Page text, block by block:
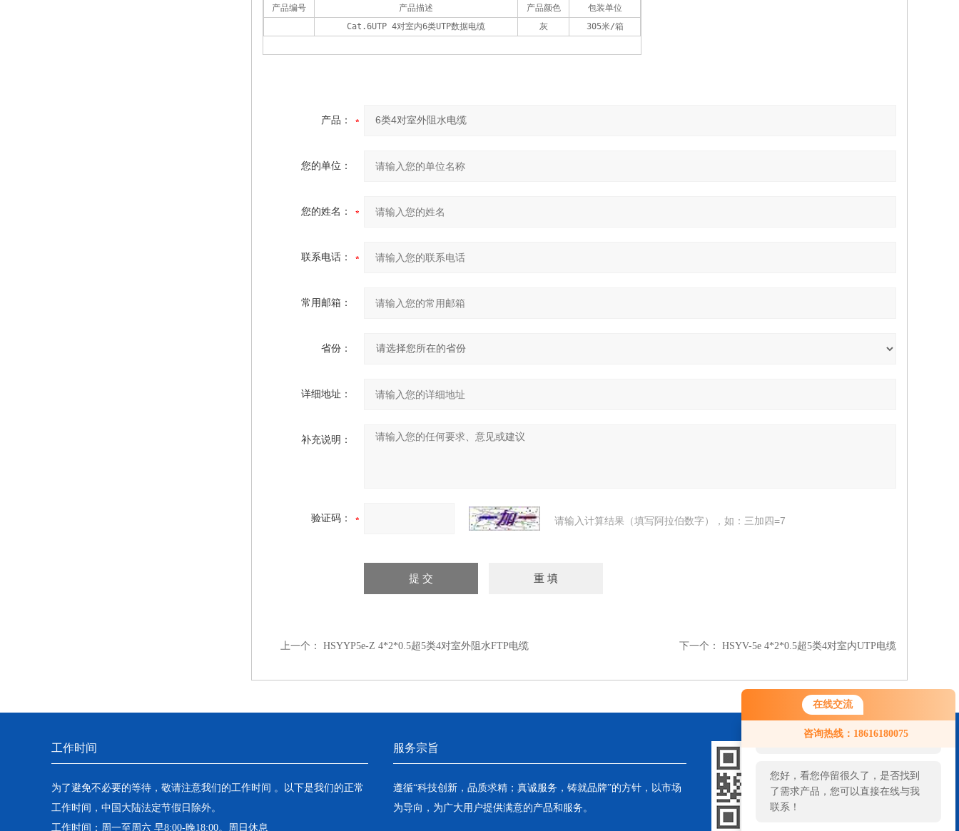
在线交流
咨询热线：18616180075
您好！欢迎前来咨询，很高兴为您
服务，请问您要咨询什么问题呢？
您好，看您停留很久了，是否找到
了需求产品，您可以直接在线与我
联系！
产品编号 产品描述 产品颜色
包装单位
Cat.6UTP 4对室内6类UTP数据电缆
灰 305米/箱
产品：
您的单位：
您的姓名：
联系电话：
常用邮箱：
省份：
详细地址：
补充说明：
验证码： 请输入计算结果（填写阿拉伯数字），如：三加四=7
上一个： HSYYP5e-Z 4*2*0.5超5类4对室外阻水FTP电缆 下一个： HSYV-5e 4*2*0.5超5类4对室内UTP电缆
工作时间
为了避免不必要的等待，敬请注意我们的工作时间 。以下是我们的正常
工作时间，中国大陆法定节假日除外。
工作时间：周一至周六 早8:00-晚18:00。周日休息
服务宗旨
遵循“科技创新，品质求精；真诚服务，铸就品牌”的方针，以市场
为导向，为广大用户提供满意的产品和服务。